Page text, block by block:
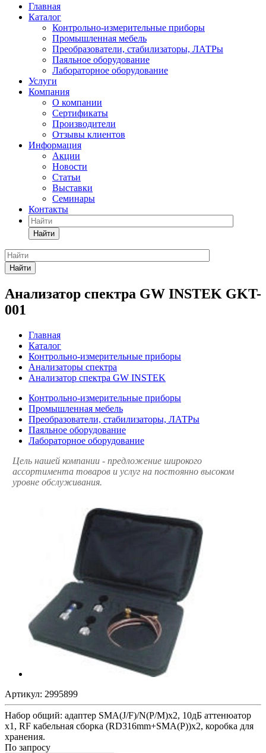
Главная
Каталог
Контрольно-измерительные приборы
Промышленная мебель
Преобразователи, стабилизаторы, ЛАТРы
Паяльное оборудование
Лабораторное оборудование
Услуги
Компания
О компании
Сертификаты
Производители
Отзывы клиентов
Информация
Акции
Новости
Статьи
Выставки
Семинары
Контакты
Найти
Найти
Анализатор спектра GW INSTEK GKT-
001
Главная
Каталог
Контрольно-измерительные приборы
Анализаторы спектра
Анализатор спектра GW INSTEK
Контрольно-измерительные приборы
Промышленная мебель
Преобразователи, стабилизаторы, ЛАТРы
Паяльное оборудование
Лабораторное оборудование
Цель нашей компании - предложение широкого
ассортимента товаров и услуг на постоянно высоком
уровне обслуживания.
Артикул: 2995899
Набор общий: адаптер SMA(J/F)/N(P/M)x2, 10дБ аттенюатор
х1, RF кабельная сборка (RD316mm+SMA(P))x2, коробка для
хранения.
По запросу